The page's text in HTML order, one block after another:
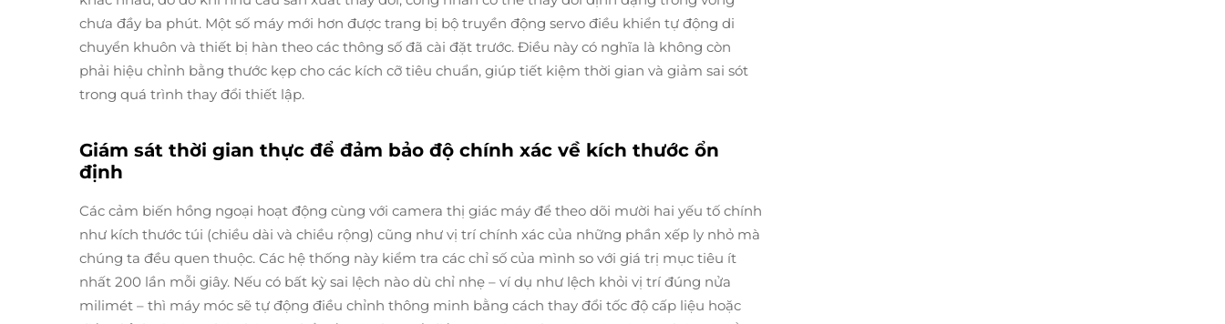
chưa đầy ba phút. Một số máy mới hơn được trang bị bộ truyền động servo điều khiển tự động di
chuyển khuôn và thiết bị hàn theo các thông số đã cài đặt trước. Điều này có nghĩa là không còn
phải hiệu chỉnh bằng thước kẹp cho các kích cỡ tiêu chuẩn, giúp tiết kiệm thời gian và giảm sai sót
trong quá trình thay đổi thiết lập.
Giám sát thời gian thực để đảm bảo độ chính xác về kích thước ổn
định
Các cảm biến hồng ngoại hoạt động cùng với camera thị giác máy để theo dõi mười hai yếu tố chính
như kích thước túi (chiều dài và chiều rộng) cũng như vị trí chính xác của những phần xếp ly nhỏ mà
chúng ta đều quen thuộc. Các hệ thống này kiểm tra các chỉ số của mình so với giá trị mục tiêu ít
nhất 200 lần mỗi giây. Nếu có bất kỳ sai lệch nào dù chỉ nhẹ – ví dụ như lệch khỏi vị trí đúng nửa
milimét – thì máy móc sẽ tự động điều chỉnh thông minh bằng cách thay đổi tốc độ cấp liệu hoặc